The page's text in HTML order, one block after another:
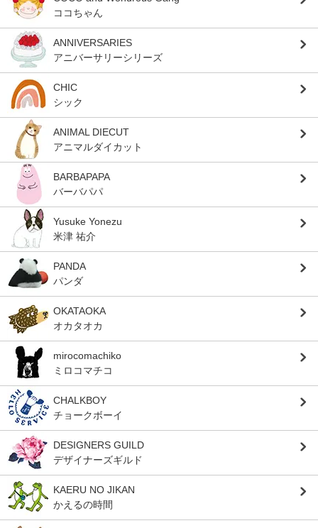
ココちゃん
ANNIVERSARIES
アニバーサリーシリーズ
CHIC
シック
ANIMAL DIECUT
アニマルダイカット
BARBAPAPA
バーバパパ
Yusuke Yonezu
米津 祐介
PANDA
パンダ
OKATAOKA
オカタオカ
mirocomachiko
ミロコマチコ
CHALKBOY
チョークボーイ
DESIGNERS GUILD
デザイナーズギルド
KAERU NO JIKAN
かえるの時間